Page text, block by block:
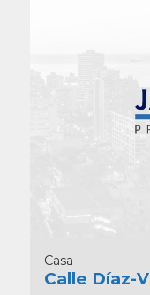
Casa
Calle Díaz-